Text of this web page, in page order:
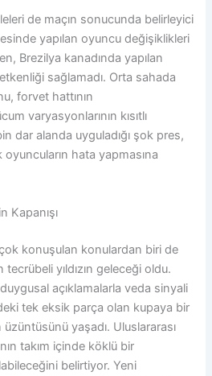
de maçın sonucunda belirleyici
yapılan oyuncu değişiklikleri
Brezilya kanadında yapılan
sağlamadı. Orta sahada
forvet hattının
varyasyonlarının kısıtlı
dar alanda uyguladığı şok pres,
hata yapmasına
Kapanışı
konuşulan konulardan biri de
yıldızın geleceği oldu.
açıklamalarla veda sinyali
tek eksik parça olan kupaya bir
yaşadı. Uluslararası
takım içinde köklü bir
belirtiyor. Yeni